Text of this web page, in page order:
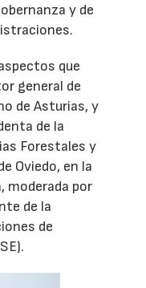
y de
que
general de
de Asturias, y
de la
Forestales y
Oviedo, en la
moderada por
de la
de